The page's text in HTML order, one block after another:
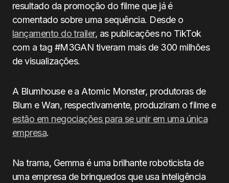
resultado da promoção do filme que já é
comentado sobre uma sequência. Desde o
lançamento do trailer, as publicações no TikTok
com a tag #M3GAN tiveram mais de 300 milhões
de visualizações.
A Blumhouse e a Atomic Monster, produtoras de
Blum e Wan, respectivamente, produziram o filme e
estão em negociações para se unir em uma única
empresa.
Na trama, Gemma é uma brilhante roboticista de
uma empresa de brinquedos que usa inteligência